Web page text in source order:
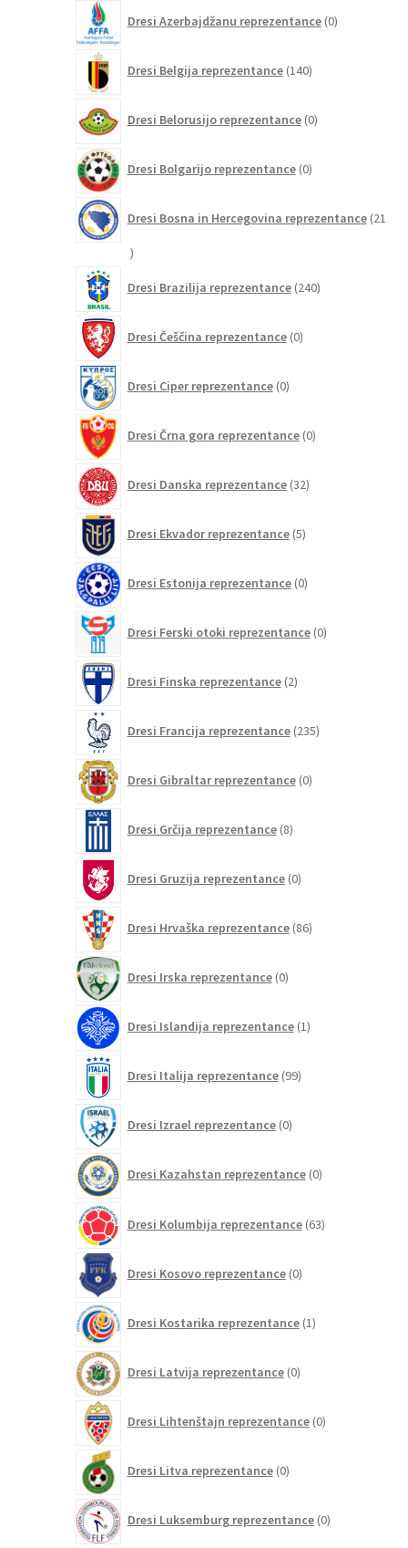
Dresi Azerbajdžanu reprezentance 0izdelkov
Dresi Belgija reprezentance 140izdelkov
Dresi Belorusijo reprezentance 0izdelkov
Dresi Bolgarijo reprezentance 0izdelkov
Dresi Bosna in Hercegovina reprezentance 21
21
Dresi Brazilija reprezentance 240izdelkov
Dresi Češčina reprezentance 0izdelkov
Dresi Ciper reprezentance 0izdelkov
Dresi Črna gora reprezentance 0izdelkov
Dresi Danska reprezentance 32izdelkov
Dresi Ekvador reprezentance 5izdelkov
Dresi Estonija reprezentance 0izdelkov
Dresi Ferski otoki reprezentance 0izdelkov
Dresi Finska reprezentance 2izdelka
Dresi Francija reprezentance 235izdelkov
Dresi Gibraltar reprezentance 0izdelkov
Dresi Grčija reprezentance 8izdelkov
Dresi Gruzija reprezentance 0izdelkov
Dresi Hrvaška reprezentance 86izdelkov
Dresi Irska reprezentance 0izdelkov
Dresi Islandija reprezentance 1izdelek
Dresi Italija reprezentance 99izdelkov
Dresi Izrael reprezentance 0izdelkov
Dresi Kazahstan reprezentance 0izdelkov
Dresi Kolumbija reprezentance 63izdelkov
Dresi Kosovo reprezentance 0izdelkov
Dresi Kostarika reprezentance 1izdelek
Dresi Latvija reprezentance 0izdelkov
Dresi Lihtenštajn reprezentance 0izdelkov
Dresi Litva reprezentance 0izdelkov
Dresi Luksemburg reprezentance 0izdelkov